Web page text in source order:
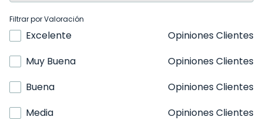
Filtrar por Valoración
Excelente
Opiniones Clientes
Muy Buena
Opiniones Clientes
Buena
Opiniones Clientes
Media
Opiniones Clientes